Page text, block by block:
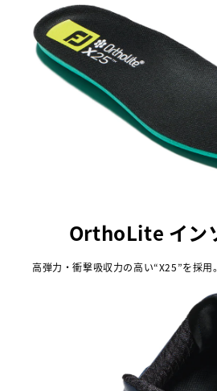
OrthoLite イン
高弾力・衝撃吸収力の高い“X25”を採用